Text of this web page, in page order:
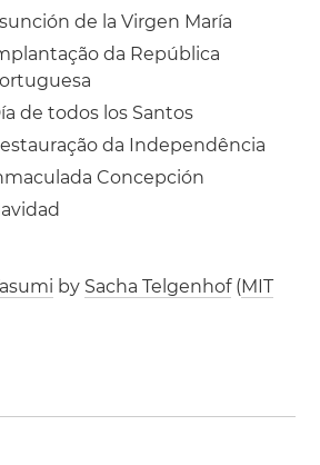
de la Virgen María
da República
de todos los Santos
da Independência
Concepción
by Sacha Telgenhof(MIT